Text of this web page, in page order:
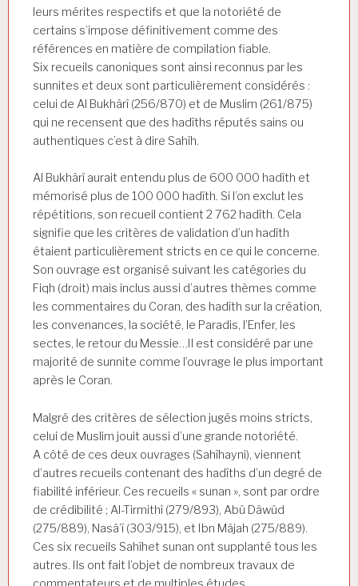
leurs mérites respectifs et que la notoriété de
certains s’impose définitivement comme des
références en matière de compilation fiable.
Six recueils canoniques sont ainsi reconnus par les
sunnites et deux sont particulièrement considérés :
celui de Al Bukhârî (256/870) et de Muslim (261/875)
qui ne recensent que des hadîths réputés sains ou
authentiques c’est à dire Sahîh.
Al Bukhârî aurait entendu plus de 600 000 hadîth et
mémorisé plus de 100 000 hadîth. Si l’on exclut les
répétitions, son recueil contient 2 762 hadîth. Cela
signifie que les critères de validation d’un hadîth
étaient particulièrement stricts en ce qui le concerne.
Son ouvrage est organisé suivant les catégories du
Fiqh (droit) mais inclus aussi d’autres thèmes comme
les commentaires du Coran, des hadîth sur la création,
les convenances, la société, le Paradis, l’Enfer, les
sectes, le retour du Messie…Il est considéré par une
majorité de sunnite comme l’ouvrage le plus important
après le Coran.
Malgré des critères de sélection jugés moins stricts,
celui de Muslim jouit aussi d’une grande notoriété.
A côté de ces deux ouvrages (Sahîhayni), viennent
d’autres recueils contenant des hadîths d’un degré de
fiabilité inférieur. Ces recueils « sunan », sont par ordre
de crédibilité ; Al-Tirmithî (279/893), Abû Dâwûd
(275/889), Nasâ’î (303/915), et Ibn Mâjah (275/889).
Ces six recueils Sahîhet sunan ont supplanté tous les
autres. Ils ont fait l’objet de nombreux travaux de